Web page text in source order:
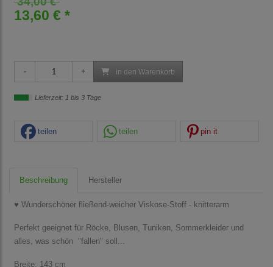
13,60 € *
in den Warenkorb
Lieferzeit: 1 bis 3 Tage
teilen teilen pin it
Beschreibung Hersteller
♥ Wunderschöner fließend-weicher Viskose-Stoff - knitterarm
Perfekt geeignet für Röcke, Blusen, Tuniken, Sommerkleider und
alles, was schön "fallen" soll...
Breite: 143 cm